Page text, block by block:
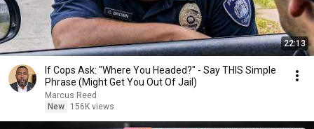
22:13
If Cops Ask: "Where You Headed?" - Say THIS Simple
Phrase (Might Get You Out Of Jail)
Marcus Reed
New
156K views